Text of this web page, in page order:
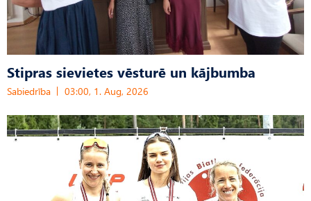
Stipras sievietes vēsturē un kājbumba
Sabiedrība 03:00, 1. Aug, 2026